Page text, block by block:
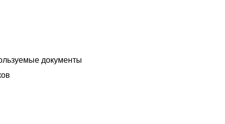
документы